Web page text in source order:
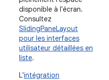
disponible à l'écran.
Consultez
SlidingPaneLayout
pour les interfaces
utilisateur détaillées en
liste.
L'intégration